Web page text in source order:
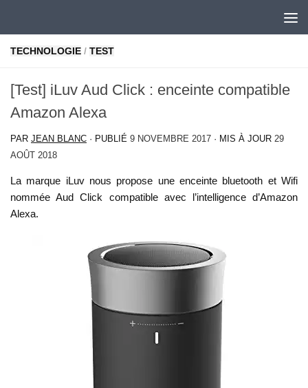
TECHNOLOGIE / TEST
[Test] iLuv Aud Click : enceinte compatible
Amazon Alexa
PAR JEAN BLANC · PUBLIÉ 9 NOVEMBRE 2017 · MIS À JOUR 29
AOÛT 2018
La marque iLuv nous propose une enceinte bluetooth et Wifi
nommée Aud Click compatible avec l’intelligence d’Amazon
Alexa.